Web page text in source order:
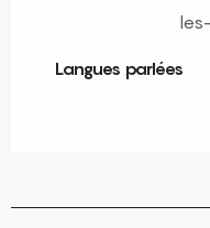
Langues parlées
Langues parlées